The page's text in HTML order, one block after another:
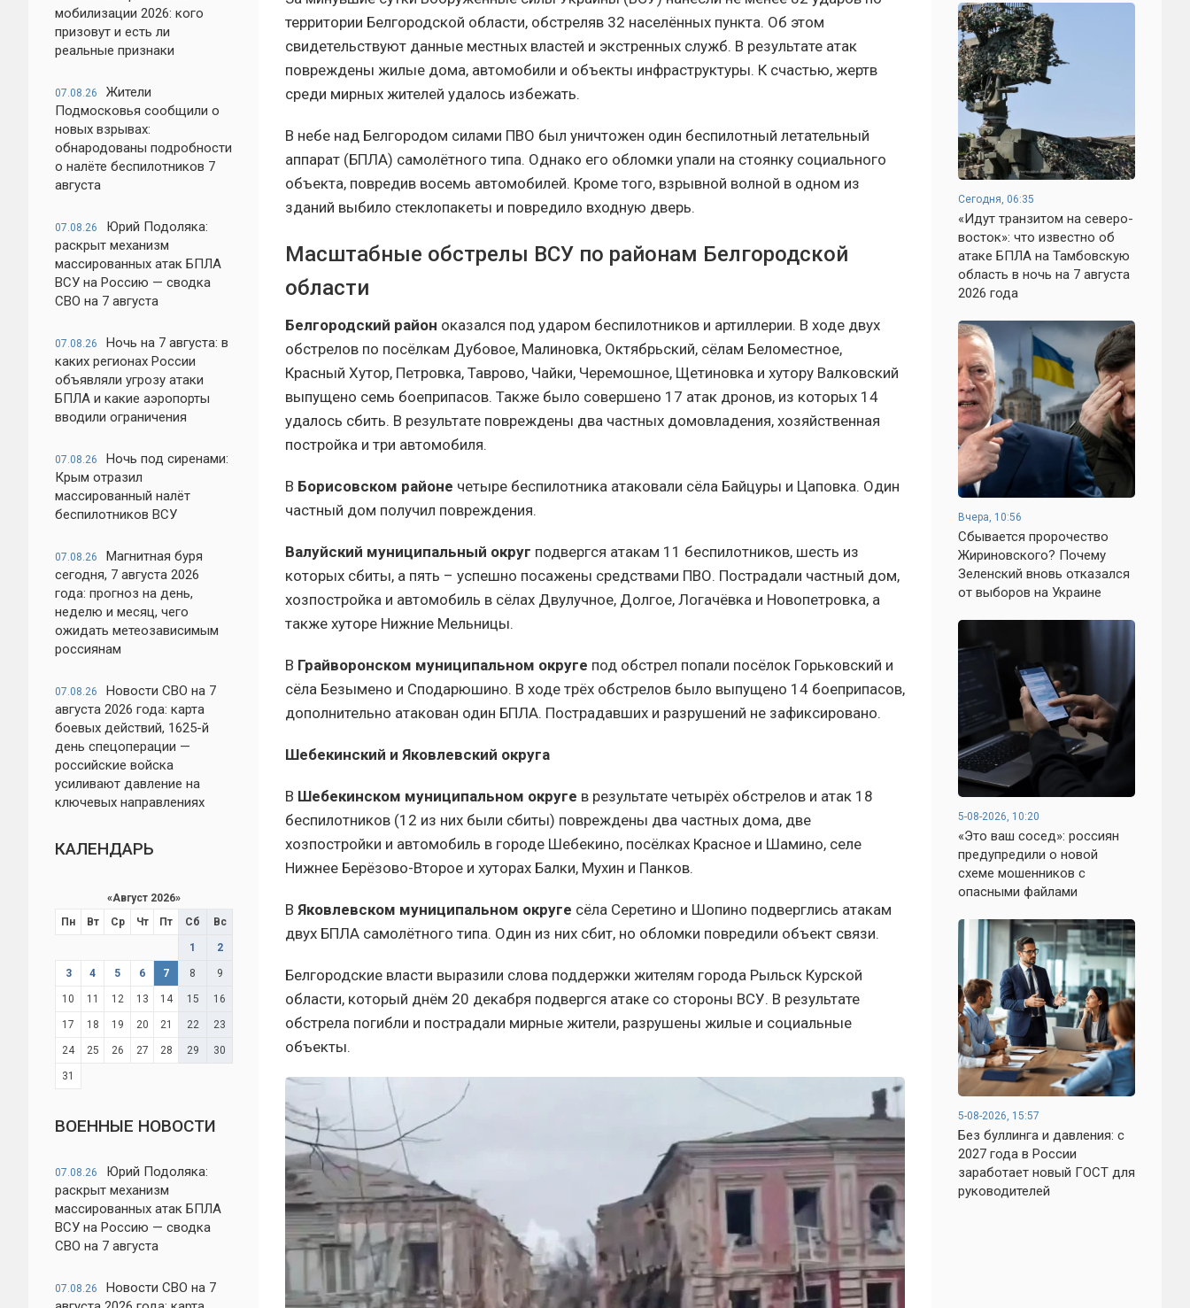
мобилизации 2026: кого
призовут и есть ли
реальные признаки
07.08.26
Жители
Подмосковья сообщили о
новых взрывах:
обнародованы подробности
о налёте беспилотников 7
августа
07.08.26
Юрий Подоляка:
раскрыт механизм
массированных атак БПЛА
ВСУ на Россию — сводка
СВО на 7 августа
07.08.26
Ночь на 7 августа: в
каких регионах России
объявляли угрозу атаки
БПЛА и какие аэропорты
вводили ограничения
07.08.26
Ночь под сиренами:
Крым отразил
массированный налёт
беспилотников ВСУ
07.08.26
Магнитная буря
сегодня, 7 августа 2026
года: прогноз на день,
неделю и месяц, чего
ожидать метеозависимым
россиянам
07.08.26
Новости СВО на 7
августа 2026 года: карта
боевых действий, 1625-й
день спецоперации —
российские войска
усиливают давление на
ключевых направлениях
КАЛЕНДАРЬ
«Август 2026»
Пн
Вт Ср Чт Пт Сб Вс
1 2
3 4 5 6 7 8 9
10 11 12 13 14 15 16
17 18 19 20 21 22 23
24 25 26 27 28 29 30
31
ВОЕННЫЕ НОВОСТИ
07.08.26
Юрий Подоляка:
раскрыт механизм
массированных атак БПЛА
ВСУ на Россию — сводка
СВО на 7 августа
07.08.26
Новости СВО на 7
территории Белгородской области, обстреляв 32 населённых пункта. Об этом
свидетельствуют данные местных властей и экстренных служб. В результате атак
повреждены жилые дома, автомобили и объекты инфраструктуры. К счастью, жертв
среди мирных жителей удалось избежать.
В небе над Белгородом силами ПВО был уничтожен один беспилотный летательный
аппарат (БПЛА) самолётного типа. Однако его обломки упали на стоянку социального
объекта, повредив восемь автомобилей. Кроме того, взрывной волной в одном из
зданий выбило стеклопакеты и повредило входную дверь.
Масштабные обстрелы ВСУ по районам Белгородской
области
Белгородский район оказался под ударом беспилотников и артиллерии. В ходе двух
обстрелов по посёлкам Дубовое, Малиновка, Октябрьский, сёлам Беломестное,
Красный Хутор, Петровка, Таврово, Чайки, Черемошное, Щетиновка и хутору Валковский
выпущено семь боеприпасов. Также было совершено 17 атак дронов, из которых 14
удалось сбить. В результате повреждены два частных домовладения, хозяйственная
постройка и три автомобиля.
В Борисовском районе четыре беспилотника атаковали сёла Байцуры и Цаповка. Один
частный дом получил повреждения.
Валуйский муниципальный округ подвергся атакам 11 беспилотников, шесть из
которых сбиты, а пять – успешно посажены средствами ПВО. Пострадали частный дом,
хозпостройка и автомобиль в сёлах Двулучное, Долгое, Логачёвка и Новопетровка, а
также хуторе Нижние Мельницы.
В Грайворонском муниципальном округе под обстрел попали посёлок Горьковский и
сёла Безымено и Сподарюшино. В ходе трёх обстрелов было выпущено 14 боеприпасов,
дополнительно атакован один БПЛА. Пострадавших и разрушений не зафиксировано.
Шебекинский и Яковлевский округа
В Шебекинском муниципальном округе в результате четырёх обстрелов и атак 18
беспилотников (12 из них были сбиты) повреждены два частных дома, две
хозпостройки и автомобиль в городе Шебекино, посёлках Красное и Шамино, селе
Нижнее Берёзово-Второе и хуторах Балки, Мухин и Панков.
В Яковлевском муниципальном округе сёла Серетино и Шопино подверглись атакам
двух БПЛА самолётного типа. Один из них сбит, но обломки повредили объект связи.
Белгородские власти выразили слова поддержки жителям города Рыльск Курской
области, который днём 20 декабря подвергся атаке со стороны ВСУ. В результате
обстрела погибли и пострадали мирные жители, разрушены жилые и социальные
объекты.
Сегодня, 06:35
«Идут транзитом на северо-
восток»: что известно об
атаке БПЛА на Тамбовскую
область в ночь на 7 августа
2026 года
Вчера, 10:56
Сбывается пророчество
Жириновского? Почему
Зеленский вновь отказался
от выборов на Украине
5-08-2026, 10:20
«Это ваш сосед»: россиян
предупредили о новой
схеме мошенников с
опасными файлами
5-08-2026, 15:57
Без буллинга и давления: с
2027 года в России
заработает новый ГОСТ для
руководителей